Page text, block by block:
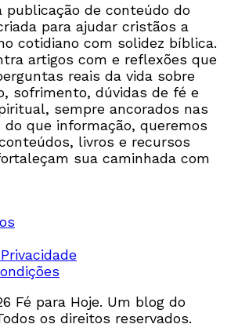
publicação de conteúdo do
para ajudar cristãos a
cotidiano com solidez bíblica.
artigos com e reflexões que
reais da vida sobre
sofrimento, dúvidas de fé e
sempre ancorados nas
do que informação, queremos
livros e recursos
sua caminhada com
Fé para Hoje. Um blog do
os direitos reservados.